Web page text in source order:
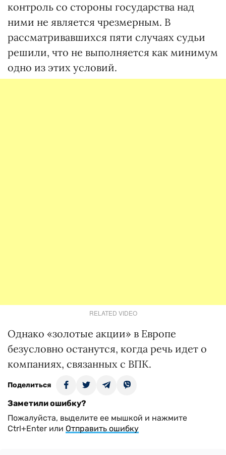
контроль со стороны государства над
ними не является чрезмерным. В
рассматривавшихся пяти случаях судьи
решили, что не выполняется как минимум
одно из этих условий.
RELATED VIDEO
Однако «золотые акции» в Европе
безусловно останутся, когда речь идет о
компаниях, связанных с ВПК.
Поделиться
Заметили ошибку?
Пожалуйста, выделите ее мышкой и нажмите
Ctrl+Enter или Отправить ошибку